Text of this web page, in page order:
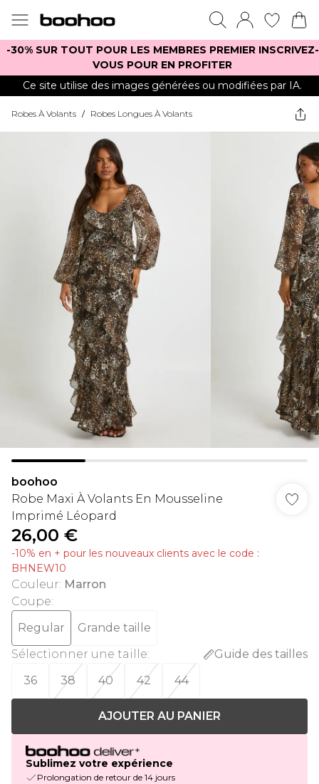
-30% SUR TOUT POUR LES MEMBRES PREMIER INSCRIVEZ-
VOUS POUR EN PROFITER
Ce site utilise des images générées ou modifiées par IA.
Robes À Volants / Robes Longues À Volants
boohoo
Robe Maxi À Volants En Mousseline
Imprimé Léopard
26,00 €
-10% en + pour les nouveaux clients avec le code :
BHNEW10
Couleur: Marron
Coupe:
Regular
Grande taille
Sélectionner une taille:
Guide des tailles
36
38 40 42 44
AJOUTER AU PANIER
Sublimez votre expérience
Prolongation de retour de 14 jours